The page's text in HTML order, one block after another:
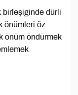
birleşiginde dürli
önümleri öz
önüm öndürmek